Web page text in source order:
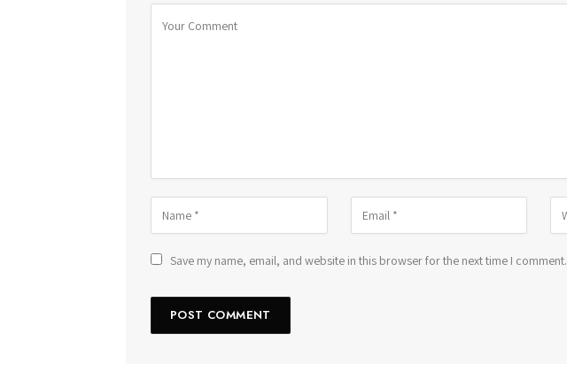
Save my name, email, and website in this browser for the next time I comment.